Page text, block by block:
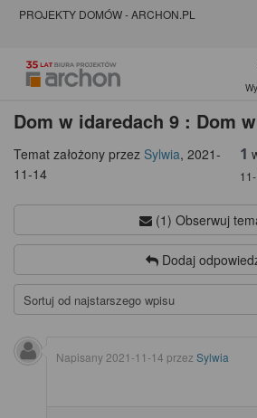
PROJEKTY DOMÓW - ARCHON.PL
Dom w idaredach 9 : Dom
Temat założony przez Sylwia, 2021-
11-14
1
(1) Obserwuj
Dodaj
Napisany 2021-11-14 przez Sylwia